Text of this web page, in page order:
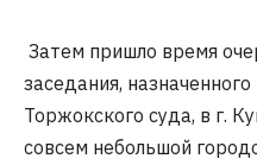
Затем пришло время
заседания,
Торжокского суда, в г.
совсем небольшой